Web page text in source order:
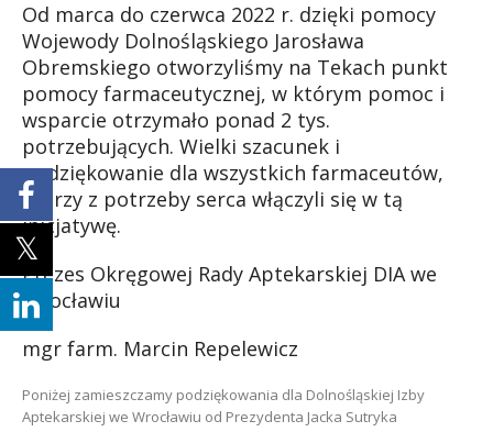
Od marca do czerwca 2022 r. dzięki pomocy
Wojewody Dolnośląskiego Jarosława
Obremskiego otworzyliśmy na Tekach punkt
pomocy farmaceutycznej, w którym pomoc i
wsparcie otrzymało ponad 2 tys.
potrzebujących. Wielki szacunek i
podziękowanie dla wszystkich farmaceutów,
którzy z potrzeby serca włączyli się w tą
inicjatywę.
Prezes Okręgowej Rady Aptekarskiej DIA we
Wrocławiu
mgr farm. Marcin Repelewicz
Poniżej zamieszczamy podziękowania dla Dolnośląskiej Izby
Aptekarskiej we Wrocławiu od Prezydenta Jacka Sutryka